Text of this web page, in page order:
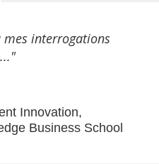
interrogations
Innovation,
Business School